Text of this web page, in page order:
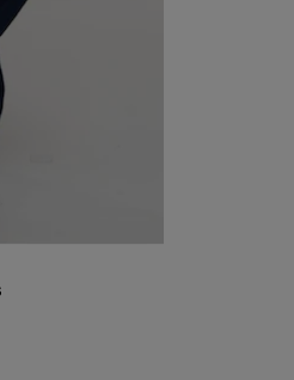
49,99 EUR